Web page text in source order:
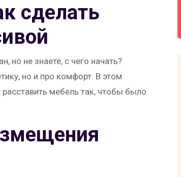
сделать
но не знаете, с чего начать?
но и про комфорт. В этом
мебель так, чтобы было